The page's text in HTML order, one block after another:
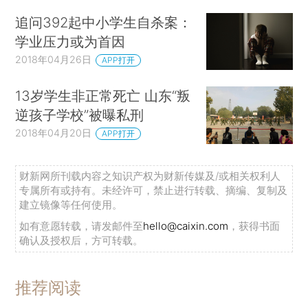
追问392起中小学生自杀案：
学业压力或为首因
2018年04月26日 APP打开
13岁学生非正常死亡 山东“叛
逆孩子学校”被曝私刑
2018年04月20日 APP打开
财新网所刊载内容之知识产权为财新传媒及/或相关权利人
专属所有或持有。未经许可，禁止进行转载、摘编、复制及
建立镜像等任何使用。
如有意愿转载，请发邮件至hello@caixin.com ，获得书面
确认及授权后，方可转载。
推荐阅读